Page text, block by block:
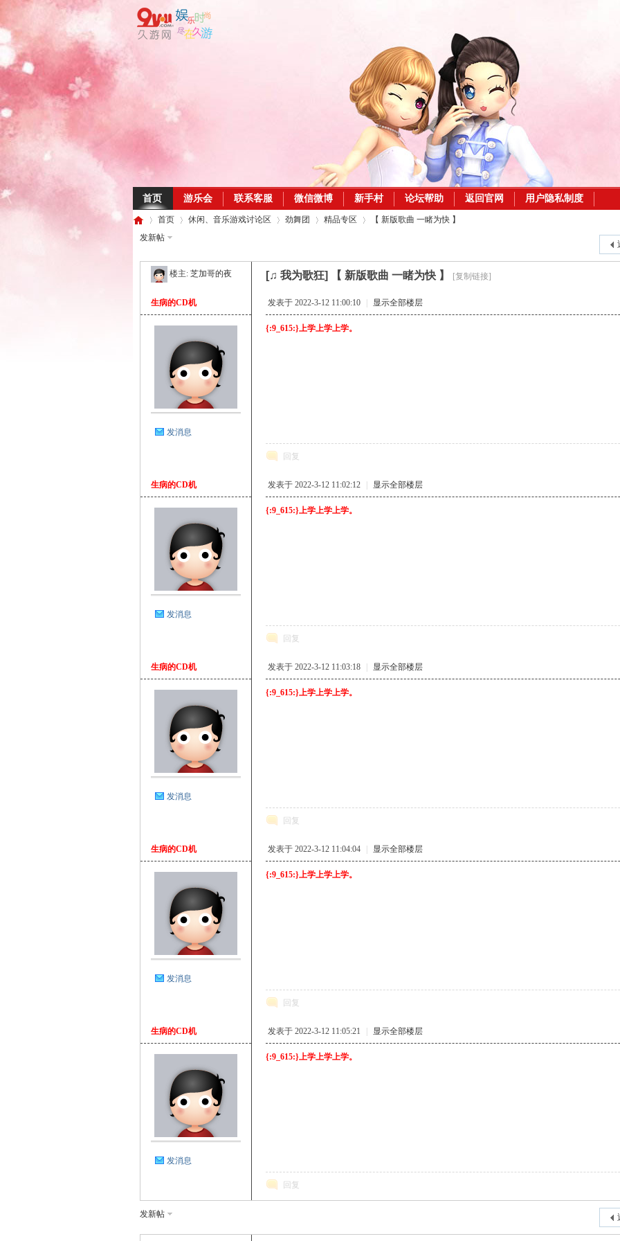
首页 游乐会 联系客服 微信微博 新手村 论坛帮助 返回官网 用户隐私制度
首页
›
休闲、音乐游戏讨论区
›
劲舞团
›
精品专区
›
【 新版歌曲 一睹为快 】
发新帖
楼主: 芝加哥的夜 [♫ 我为歌狂] 【 新版歌曲 一睹为快 】 [复制链接]
生病的CD机
发消息
发表于 2022-3-12 11:00:10 显示全部楼层
{:9_615:}上学上学上学。
回复
生病的CD机
发消息
发表于 2022-3-12 11:02:12 显示全部楼层
{:9_615:}上学上学上学。
回复
生病的CD机
发消息
发表于 2022-3-12 11:03:18 显示全部楼层
{:9_615:}上学上学上学。
回复
生病的CD机
发消息
发表于 2022-3-12 11:04:04 显示全部楼层
{:9_615:}上学上学上学。
回复
生病的CD机
发消息
发表于 2022-3-12 11:05:21 显示全部楼层
{:9_615:}上学上学上学。
回复
发新帖